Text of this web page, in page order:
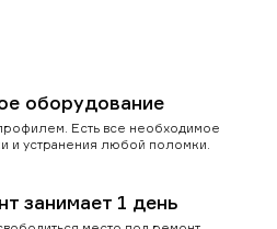
оборудование
Есть все необходимое
и устранения любой поломки.
занимает 1 день